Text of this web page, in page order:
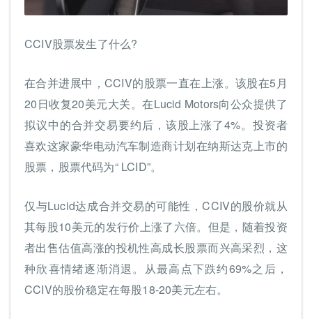
CCIV股票发生了什么?
在合并进展中，CCIV的股票一直在上涨。该股在5月
20日收复20美元大关。在Lucid Motors向公众提供了
拟议中的合并交易要约后，该股上涨了4%。投资者
喜欢这家豪华电动汽车制造商计划在纳斯达克上市的
股票，股票代码为“ LCID”。
仅与Lucid达成合并交易的可能性，CCIV的股价就从
其每股10美元的发行价上涨了六倍。但是，随着投资
者出售估值高涨的投机性高成长股票而兴高采烈，这
种欣喜情绪逐渐消退。从最高点下跌约69%之后，
CCIV的股价稳定在每股18-20美元左右。